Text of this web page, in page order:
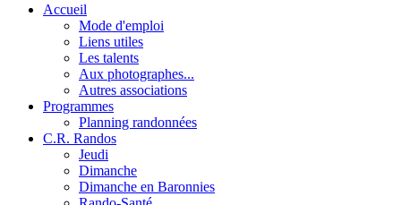
Accueil
Mode d'emploi
Liens utiles
Les talents
Aux photographes...
Autres associations
Programmes
Planning randonnées
C.R. Randos
Jeudi
Dimanche
Dimanche en Baronnies